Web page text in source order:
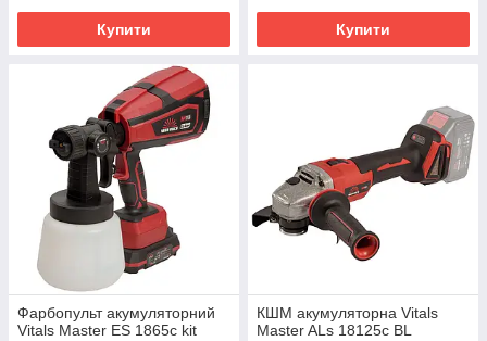
Купити Купити
Фарбопульт акумуляторний
Vitals Master ES 1865с kit
КШМ акумуляторна Vitals
Master ALs 18125c BL